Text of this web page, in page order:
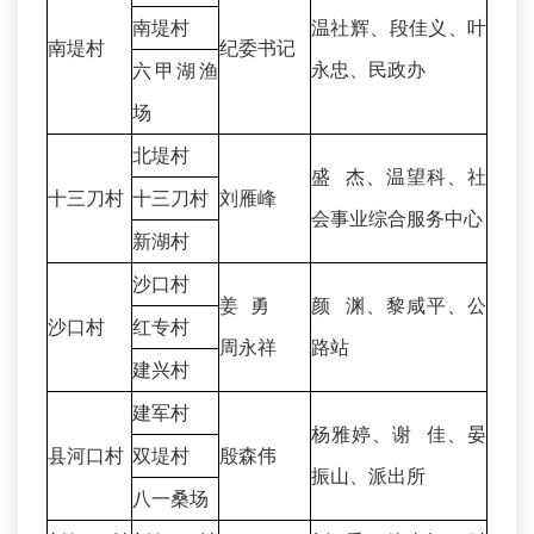
南堤村 纪委书记
温社辉、段佳义、叶
永忠、民政办
南堤村
六甲湖渔
场
十三刀村
北堤村
刘雁峰
盛 杰、温望科、社
会事业综合服务中心
十三刀村
新湖村
沙口村
沙口村
姜 勇
周永祥
颜 渊、黎咸平、公
路站
红专村
建兴村
县河口村
建军村
殷森伟
杨雅婷、谢 佳、晏
振山、派出所
双堤村
八一桑场